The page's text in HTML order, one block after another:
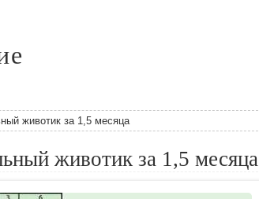
животик за 1,5 месяца
животик за 1,5 месяца